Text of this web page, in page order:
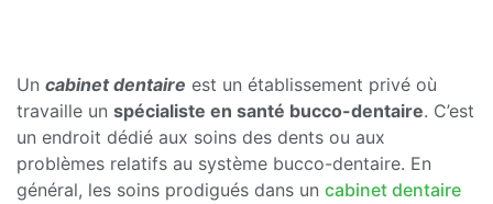
Un cabinet dentaire est un établissement privé où
travaille un spécialiste en santé bucco-dentaire. C’est
un endroit dédié aux soins des dents ou aux
problèmes relatifs au système bucco-dentaire. En
général, les soins prodigués dans un cabinet dentaire